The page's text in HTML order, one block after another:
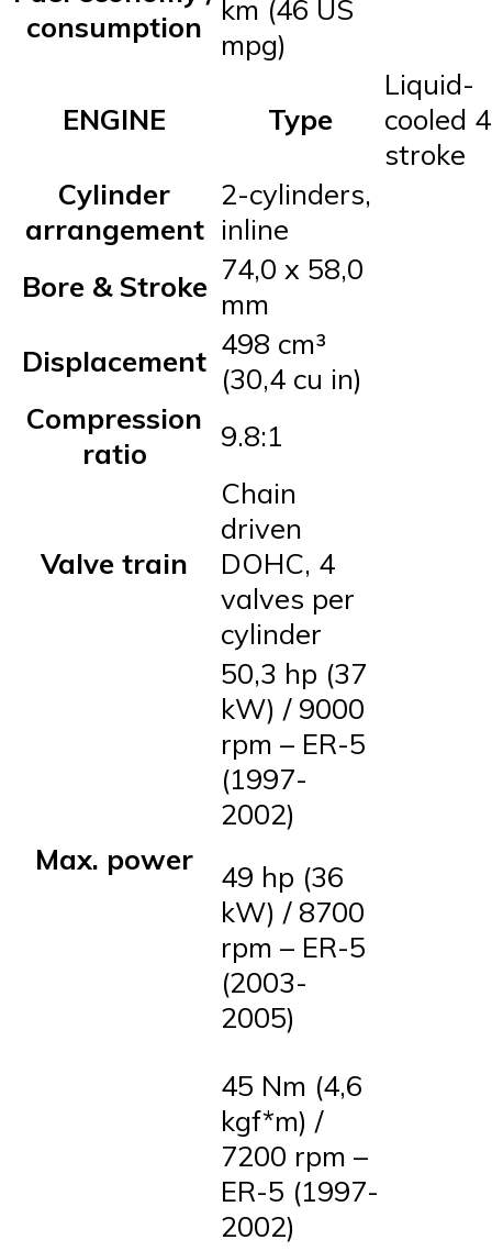
consumption
km (46 US
mpg)
ENGINE Type
Liquid-
cooled
stroke
Cylinder
arrangement
2-cylinders,
inline
Bore & Stroke 74,0 x 58,0
mm
Displacement 498 cm³
(30,4 cu in)
Compression
ratio
9.8:1
Valve train
Chain
driven
DOHC, 4
valves per
cylinder
Max. power
50,3 hp (37
kW) / 9000
rpm – ER-5
(1997-
2002)
49 hp (36
kW) / 8700
rpm – ER-5
(2003-
2005)
45 Nm (4,6
kgf*m) /
7200 rpm –
ER-5 (1997-
2002)